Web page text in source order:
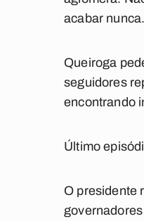
acabar nunca.
Queiroga
seguidores
encontrando
Último
O presidente